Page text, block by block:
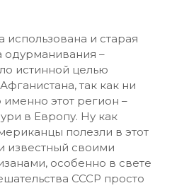
и старая
одурманивания –
истинной целью
так как ни
именно этот регион –
в Европу. Ну как
полезли в этот
известный своими
особенно в свете
СССР просто